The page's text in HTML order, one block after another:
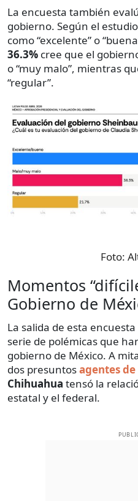
La encuesta también
gobierno. Según el
como “excelente” o
36.3% cree que el
o “muy malo”, mientras
“regular”.
Foto:
Momentos
Gobierno de
La salida de esta
serie de polémicas que
gobierno de México. A
dos presuntosagentes de
Chihuahua tensó la
estatal y el federal.